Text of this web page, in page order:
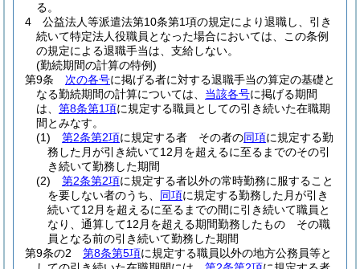
る。
4
公益法人等派遣法第10条第1項の規定により退職し、引き
続いて特定法人役職員となった場合においては、この条例
の規定による退職手当は、支給しない。
(勤続期間の計算の特例)
第9条
次の各号に掲げる者に対する退職手当の算定の基礎と
なる勤続期間の計算については、 当該各号に掲げる期間
は、 第8条第1項に規定する職員としての引き続いた在職期
間とみなす。
(1)
第2条第2項に規定する者 その者の同項に規定する勤
務した月が引き続いて12月を超えるに至るまでのその引
き続いて勤務した期間
(2)
第2条第2項に規定する者以外の常時勤務に服すること
を要しない者のうち、 同項に規定する勤務した月が引き
続いて12月を超えるに至るまでの間に引き続いて職員と
なり、通算して12月を超える期間勤務したもの その職
員となる前の引き続いて勤務した期間
第9条の2
第8条第5項に規定する職員以外の地方公務員等と